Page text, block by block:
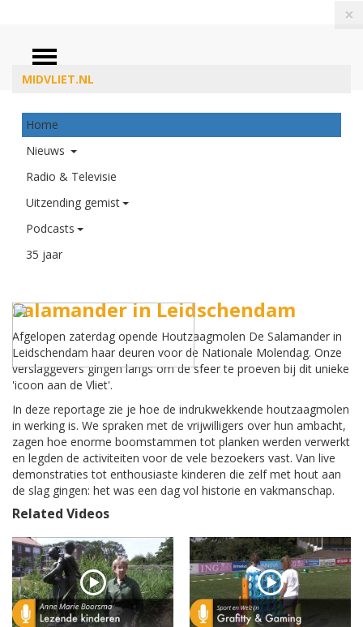
MIDVLIET.NL
×
Home
Nieuws
Radio & Televisie
Uitzending gemist
Podcasts
35 jaar
ZOEKEN
Salamander in Leidschendam
Afgelopen zaterdag opende Houtzaagmolen De Salamander in
Leidschendam haar deuren voor de Nationale Molendag. Onze
verslaggevers gingen langs om de sfeer te proeven bij dit unieke
'icoon aan de Vliet'.
In deze reportage zie je hoe de indrukwekkende houtzaagmolen
in werking is. We spraken met de vrijwilligers over hun ambacht,
zagen hoe enorme boomstammen tot planken werden verwerkt
en legden de activiteiten voor de vele bezoekers vast. Van live
demonstraties tot enthousiaste kinderen die zelf met hout aan
de slag gingen: het was een dag vol historie en vakmanschap.
Related Videos